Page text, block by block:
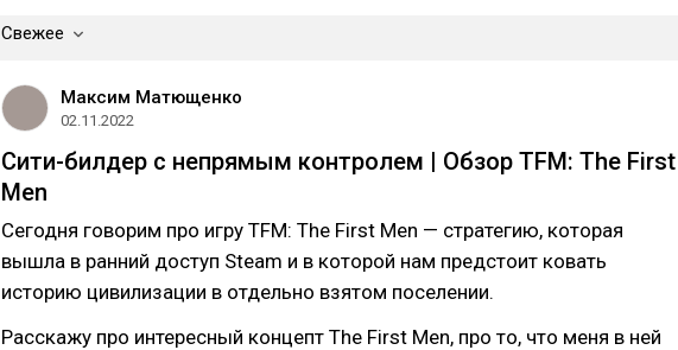
Свежее
Максим Матющенко
02.11.2022
Сити-билдер с непрямым контролем | Обзор TFM: The First
Men
Сегодня говорим про игру TFM: The First Men — стратегию, которая
вышла в ранний доступ Steam и в которой нам предстоит ковать
историю цивилизации в отдельно взятом поселении.
Расскажу про интересный концепт The First Men, про то, что меня в ней